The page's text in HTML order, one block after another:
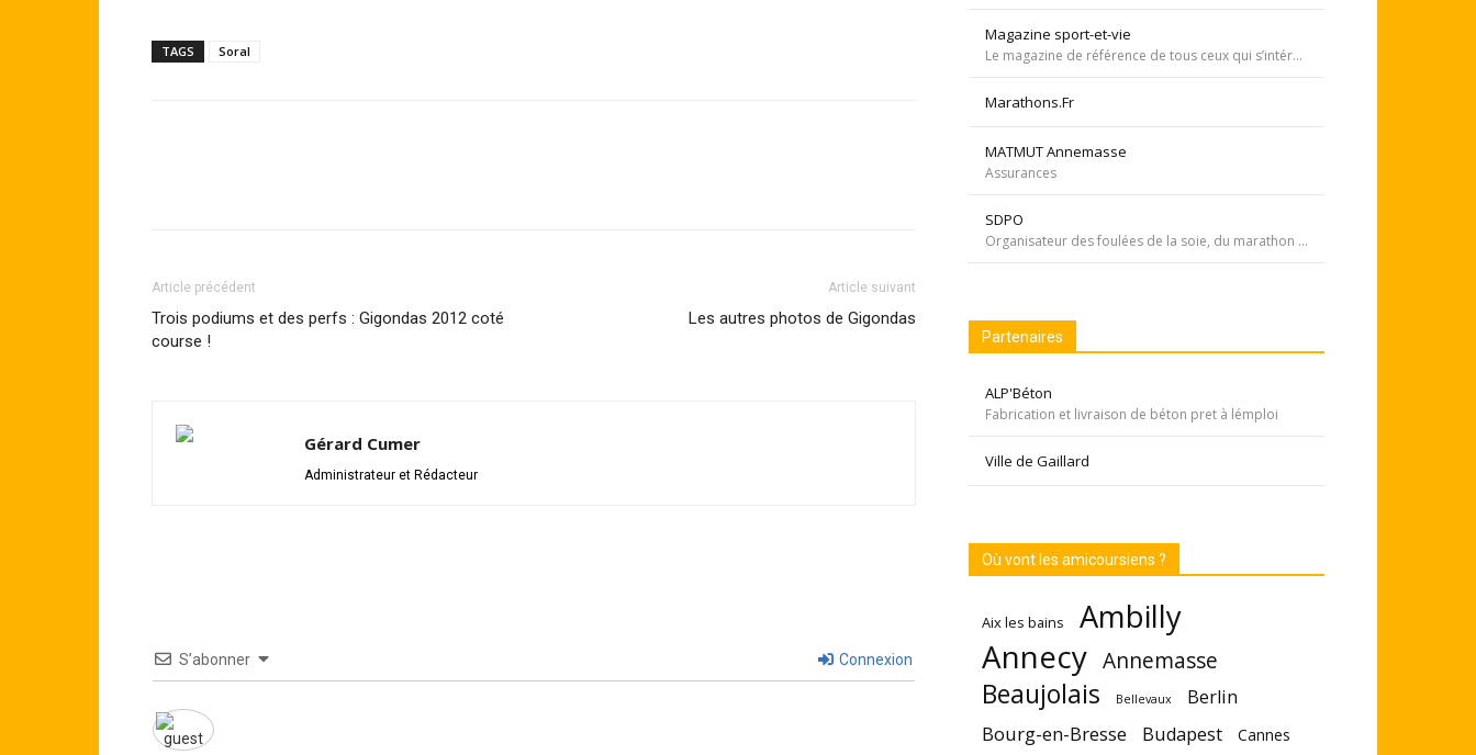
TAGS Soral
Article précédent
Trois podiums et des perfs : Gigondas 2012 coté
course !
Article suivant
Les autres photos de Gigondas
Gérard Cumer
Administrateur et Rédacteur
S’abonner Connexion
Magazine sport-et-vie
Le magazine de référence de tous ceux qui s’intéressent aux questions d’entraînement, de nutrition, de dopage, de physiologie, de psychologie et de médecine du sport.
Marathons.Fr
MATMUT Annemasse
Assurances
SDPO
Organisateur des foulées de la soie, du marathon de Pékin... Si courir était notre seul but, nous passerions à côté de moments inoubliables ». Depuis 1996 SDPOrganisation, spécialiste de la course aventure à vocation sportive et culturelle
Partenaires
ALP'Béton
Fabrication et livraison de béton pret à lémploi
Ville de Gaillard
Où vont les amicoursiens ?
Aix les bains Ambilly
Annecy Annemasse
Beaujolais Bellevaux Berlin
Bourg-en-Bresse Budapest Cannes